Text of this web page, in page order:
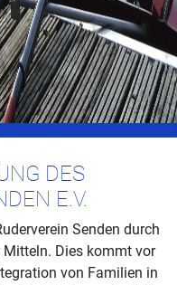
DES
E.V.
Senden durch
Dies kommt vor
von Familien in